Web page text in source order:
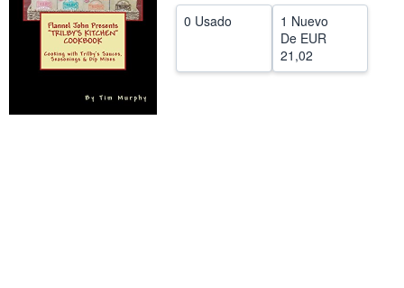
0 Usado
1 Nuevo
De EUR
21,02